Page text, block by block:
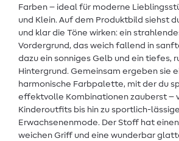
Farben – ideal für moderne
und Klein. Auf dem Produktbild siehst
und klar die Töne wirken: ein
Vordergrund, das weich fallend in
dazu ein sonniges Gelb und ein tiefes,
Hintergrund. Gemeinsam ergeben sie
harmonische Farbpalette, mit der du
effektvolle Kombinationen zauberst –
Kinderoutfits bis hin zu sportlich-
Erwachsenenmode. Der Stoff hat
weichen Griff und eine wunderbar